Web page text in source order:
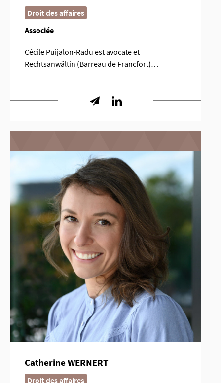
Droit des affaires
Associée
Cécile Puijalon-Radu est avocate et
Rechtsanwältin (Barreau de Francfort)…
Catherine WERNERT
Droit des affaires